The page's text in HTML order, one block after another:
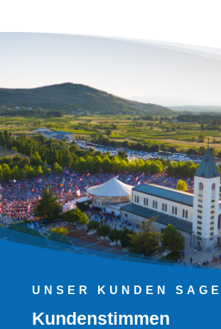
UNSER KUNDEN
Kundenstimmen